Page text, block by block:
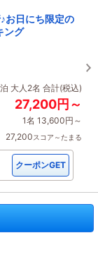
お日にち限定の
ング
大人2名 合計(税込)
27,200円～
1名 13,600円～
27,200スコア～たまる
クーポンGET